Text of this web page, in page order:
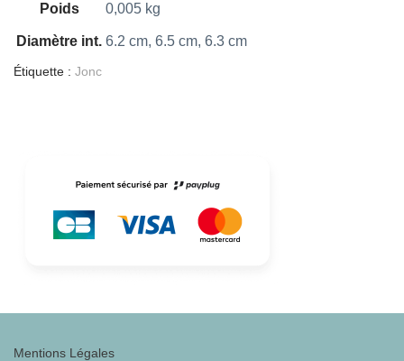
Poids 0,005 kg
Diamètre int. 6.2 cm, 6.5 cm, 6.3 cm
Étiquette : Jonc
Mentions Légales